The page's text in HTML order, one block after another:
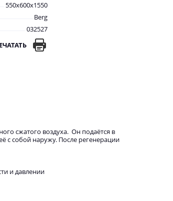
550x600x1550
Berg
032527
сжатого воздуха. Он подаётся в
с собой наружу. После регенерации
и давлении